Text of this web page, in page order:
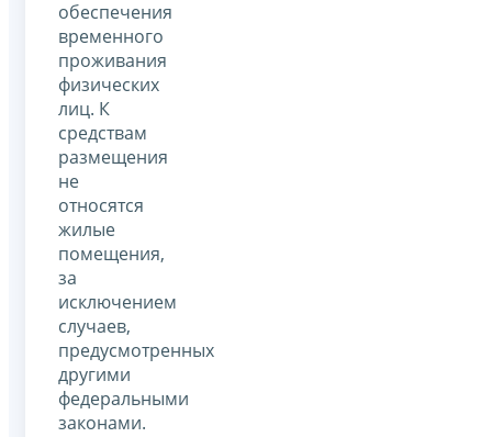
обеспечения
временного
проживания
физических
лиц. К
средствам
размещения
не
относятся
жилые
помещения,
за
исключением
случаев,
предусмотренных
другими
федеральными
законами.